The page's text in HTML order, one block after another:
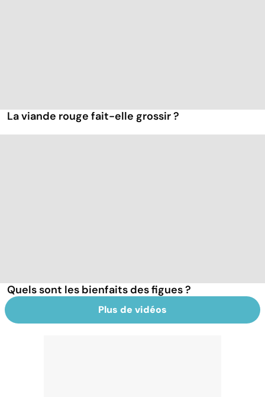
La viande rouge fait-elle grossir ?
Quels sont les bienfaits des figues ?
Plus de vidéos